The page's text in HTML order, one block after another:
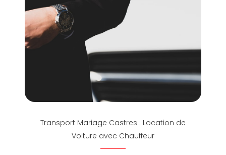
Transport Mariage Castres : Location de
Voiture avec Chauffeur